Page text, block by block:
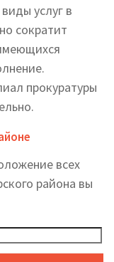
услуг в
сократит
прокуратуры
всех
района вы